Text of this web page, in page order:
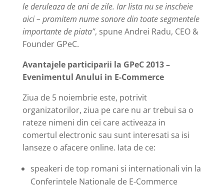
le deruleaza de ani de zile. Iar lista nu se inscheie
aici – promitem nume sonore din toate segmentele
importante de piata”, spune Andrei Radu, CEO &
Founder GPeC.
Avantajele participarii la GPeC 2013 –
Evenimentul Anului in E-Commerce
Ziua de 5 noiembrie este, potrivit
organizatorilor, ziua pe care nu ar trebui sa o
rateze nimeni din cei care activeaza in
comertul electronic sau sunt interesati sa isi
lanseze o afacere online. Iata de ce:
speakeri de top romani si internationali vin la
Conferintele Nationale de E-Commerce